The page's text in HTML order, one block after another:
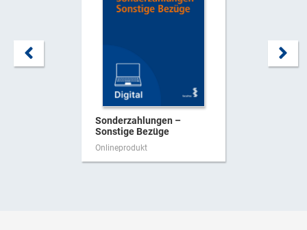
Sonderzahlungen –
Sonstige Bezüge
Onlineprodukt